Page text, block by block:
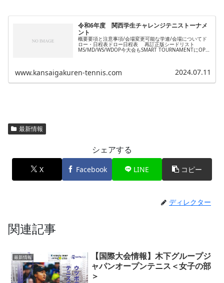
令和6年度 関西学生チャレンジテニストーナメ
ント
概要要項と注意事項/会場変更可能な学連/会場についてド
ロー・日程表ドロー日程表 再訂正版シードリスト
MS/MD/WS/WDOP今大会もSMART TOURNAMENTにOPを
www.kansaigakuren-tennis.com 2024.07.11
最新情報
シェアする
X Facebook LINE コピー
ディレクター
関連記事
最新情報
【国際大会情報】木下グループジ
ャパンオープンテニス＜女子の部
＞